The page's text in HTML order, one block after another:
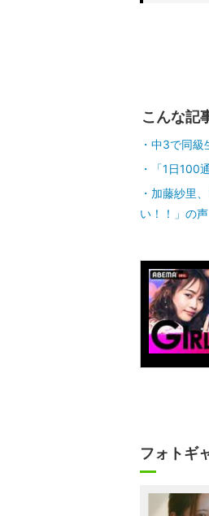
こんな記
中3で同級
「1日100
加藤紗里
い！！」の声
フォトギ